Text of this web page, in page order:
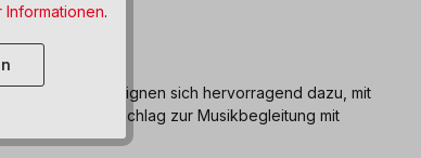
werden und eignen sich hervorragend dazu, mit
gefördert. Vorschlag zur Musikbegleitung mit
Informationen.